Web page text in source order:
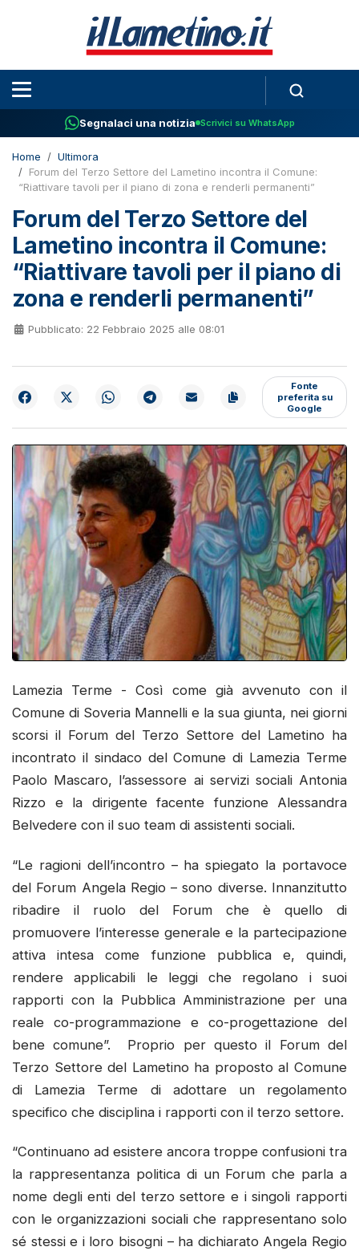
Segnalaci una notizia Scrivici su WhatsApp
Home
Ultimora
Forum del Terzo Settore del Lametino incontra il Comune:
“Riattivare tavoli per il piano di zona e renderli permanenti”
Forum del Terzo Settore del
Lametino incontra il Comune:
“Riattivare tavoli per il piano di
zona e renderli permanenti”
Pubblicato: 22 Febbraio 2025 alle 08:01
Fonte
preferita su
Google
Lamezia Terme - Così come già avvenuto con il
Comune di Soveria Mannelli e la sua giunta, nei giorni
scorsi il Forum del Terzo Settore del Lametino ha
incontrato il sindaco del Comune di Lamezia Terme
Paolo Mascaro, l’assessore ai servizi sociali Antonia
Rizzo e la dirigente facente funzione Alessandra
Belvedere con il suo team di assistenti sociali.
“Le ragioni dell’incontro – ha spiegato la portavoce
del Forum Angela Regio – sono diverse. Innanzitutto
ribadire il ruolo del Forum che è quello di
promuovere l’interesse generale e la partecipazione
attiva intesa come funzione pubblica e, quindi,
rendere applicabili le leggi che regolano i suoi
rapporti con la Pubblica Amministrazione per una
reale co-programmazione e co-progettazione del
bene comune”. Proprio per questo il Forum del
Terzo Settore del Lametino ha proposto al Comune
di Lamezia Terme di adottare un regolamento
specifico che disciplina i rapporti con il terzo settore.
“Continuano ad esistere ancora troppe confusioni tra
la rappresentanza politica di un Forum che parla a
nome degli enti del terzo settore e i singoli rapporti
con le organizzazioni sociali che rappresentano solo
sé stessi e i loro bisogni – ha dichiarato Angela Regio